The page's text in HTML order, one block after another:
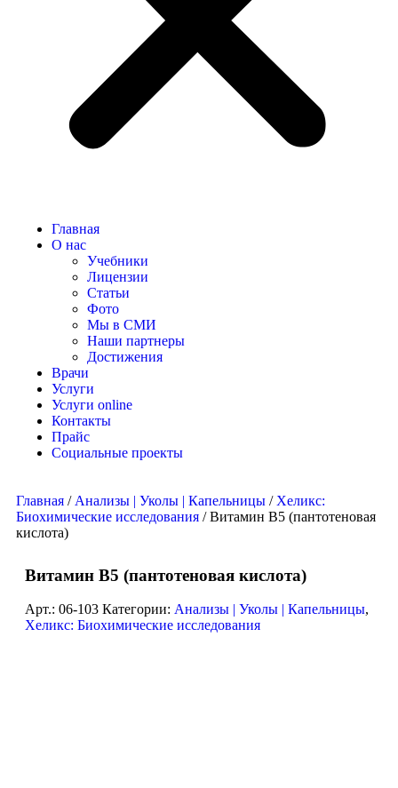
Главная
О нас
Учебники
Лицензии
Статьи
Фото
Мы в СМИ
Наши партнеры
Достижения
Врачи
Услуги
Услуги online
Контакты
Прайс
Социальные проекты
Главная / Анализы | Уколы | Капельницы / Хеликс:
Биохимические исследования / Витамин В5 (пантотеновая
кислота)
Витамин В5 (пантотеновая кислота)
Арт.: 06-103 Категории: Анализы | Уколы | Капельницы,
Хеликс: Биохимические исследования